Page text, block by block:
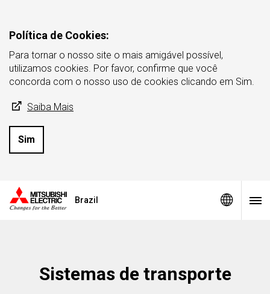
Política de Cookies:
Para tornar o nosso site o mais amigável possível,
utilizamos cookies. Por favor, confirme que você
concorda com o nosso uso de cookies clicando em Sim.
Saiba Mais
Sim
Brazil
Sistemas de transporte